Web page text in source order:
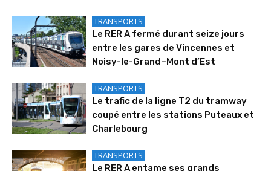
TRANSPORTS
Le RER A fermé durant seize jours
entre les gares de Vincennes et
Noisy-le-Grand–Mont d’Est
TRANSPORTS
Le trafic de la ligne T2 du tramway
coupé entre les stations Puteaux et
Charlebourg
TRANSPORTS
Le RER A entame ses grands